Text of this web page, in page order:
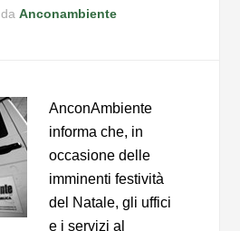
daAnconambiente
AnconAmbiente
informa che, in
occasione delle
imminenti festività
del Natale, gli uffici
e i servizi al